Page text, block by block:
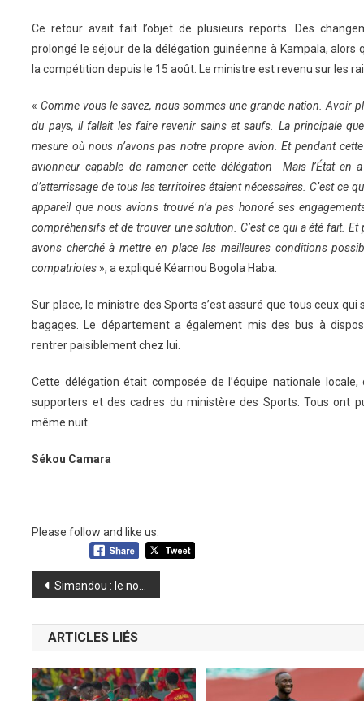
Ce retour avait fait l’objet de plusieurs reports. Des
prolongé le séjour de la délégation guinéenne à Kampala, alors
la compétition depuis le 15 août. Le ministre est revenu sur les
«Comme vous le savez, nous sommes une grande nation. Avoir
du pays, il fallait les faire revenir sains et saufs. La principale
mesure où nous n’avons pas notre propre avion. Et pendant
avionneur capable de ramener cette délégation Mais l’État en
d’atterrissage de tous les territoires étaient nécessaires. C’est ce
appareil que nous avions trouvé n’a pas honoré ses
compréhensifs et de trouver une solution. C’est ce qui a été fait. Et
avons cherché à mettre en place les meilleures conditions
compatriotes », a expliqué Kéamou Bogola Haba.
Sur place, le ministre des Sports s’est assuré que tous ceux
bagages. Le département a également mis des bus à
rentrer paisiblement chez lui.
Cette délégation était composée de l’équipe nationale
supporters et des cadres du ministère des Sports. Tous ont
même nuit.
Sékou Camara
Please follow and like us:
Navigation
de
l’article
Simandou : le nouveau CEO de Rio Tinto le Général Doumbouya
ARTICLES LIÉS